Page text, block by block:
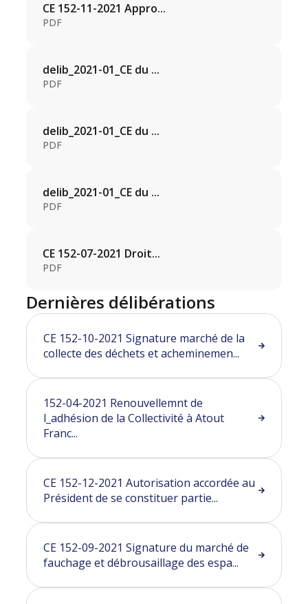
CE 152-11-2021 Appro...
PDF
delib_2021-01_CE du ...
PDF
delib_2021-01_CE du ...
PDF
delib_2021-01_CE du ...
PDF
CE 152-07-2021 Droit...
PDF
Dernières délibérations
CE 152-10-2021 Signature marché de la
collecte des déchets et acheminemen...
152-04-2021 Renouvellemnt de
l_adhésion de la Collectivité à Atout
Franc...
CE 152-12-2021 Autorisation accordée au
Président de se constituer partie...
CE 152-09-2021 Signature du marché de
fauchage et débrousaillage des espa...